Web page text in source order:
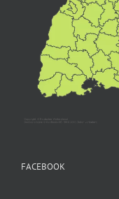
FACEBOOK